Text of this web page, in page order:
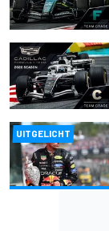
UITGELICHT